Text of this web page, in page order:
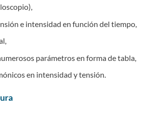
e intensidad en función del tiempo,
parámetros en forma de tabla,
en intensidad y tensión.